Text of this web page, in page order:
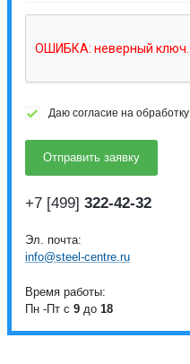
Даю согласие на обработку
+7 [499] 322-42-32
Эл. почта:
info@steel-centre.ru
Время работы:
Пн -Пт с 9 до 18